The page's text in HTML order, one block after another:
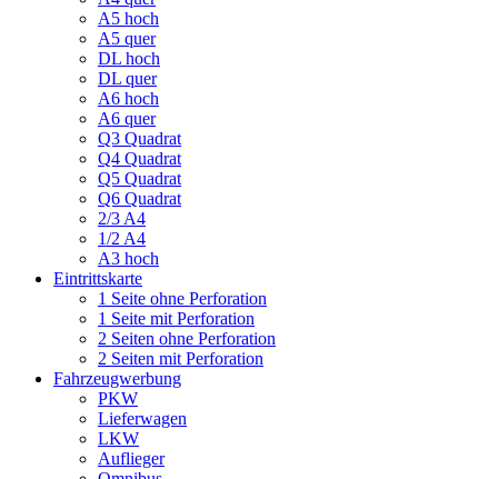
A5 hoch
A5 quer
DL hoch
DL quer
A6 hoch
A6 quer
Q3 Quadrat
Q4 Quadrat
Q5 Quadrat
Q6 Quadrat
2/3 A4
1/2 A4
A3 hoch
Eintrittskarte
1 Seite ohne Perforation
1 Seite mit Perforation
2 Seiten ohne Perforation
2 Seiten mit Perforation
Fahrzeugwerbung
PKW
Lieferwagen
LKW
Auflieger